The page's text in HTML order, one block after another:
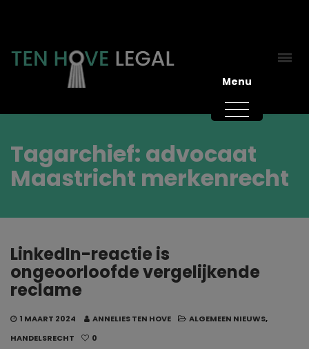
Tagarchief: advocaat
Maastricht merkenrecht
LinkedIn-reactie is
ongeoorloofde vergelijkende
reclame
1 MAART 2024 ANNELIES TEN HOVE ALGEMEEN NIEUWS,
HANDELSRECHT
0
Menu